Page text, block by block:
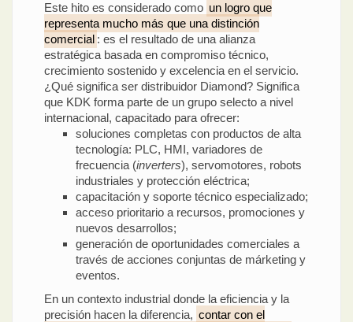
Este hito es considerado como un logro que
representa mucho más que una distinción
comercial : es el resultado de una alianza
estratégica basada en compromiso técnico,
crecimiento sostenido y excelencia en el servicio.
¿Qué significa ser distribuidor Diamond? Significa
que KDK forma parte de un grupo selecto a nivel
internacional, capacitado para ofrecer:
soluciones completas con productos de alta
tecnología: PLC, HMI, variadores de
frecuencia (inverters), servomotores, robots
industriales y protección eléctrica;
capacitación y soporte técnico especializado;
acceso prioritario a recursos, promociones y
nuevos desarrollos;
generación de oportunidades comerciales a
través de acciones conjuntas de márketing y
eventos.
En un contexto industrial donde la eficiencia y la
precisión hacen la diferencia, contar con el